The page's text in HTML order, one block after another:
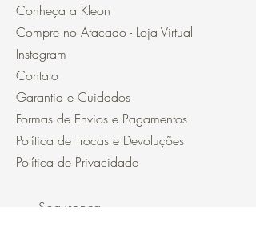
Conheça a Kleon
Compre no Atacado - Loja Virtual
Instagram
Contato
Garantia e Cuidados
Formas de Envios e Pagamentos
Política de Trocas e Devoluções
Política de Privacidade
Segurança